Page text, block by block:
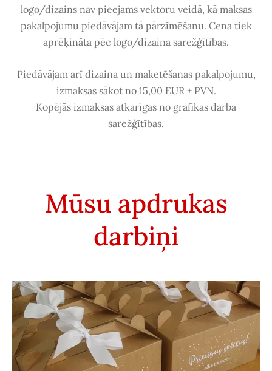
logo/dizains nav pieejams vektoru veidā, kā maksas
pakalpojumu piedāvājam tā pārzīmēšanu. Cena tiek
aprēķināta pēc logo/dizaina sarežģītības.
Piedāvājam arī dizaina un maketēšanas pakalpojumu,
izmaksas sākotno 15,00 EUR + PVN.
Kopējās izmaksas atkarīgas no grafikas darba
sarežģītības.
Mūsu apdrukas
darbiņi